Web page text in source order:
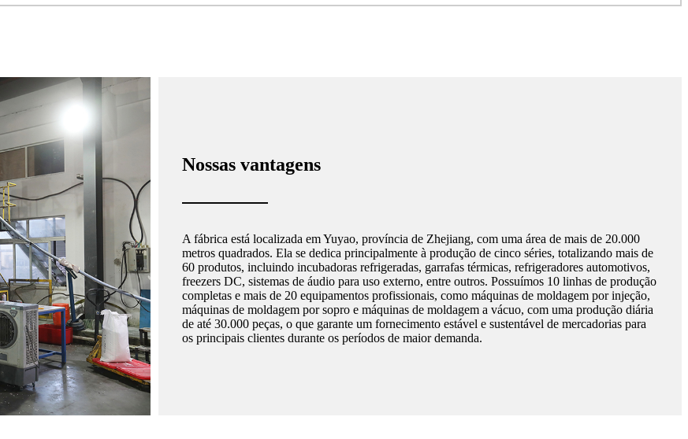
Nossas vantagens
A fábrica está localizada em Yuyao, província de Zhejiang, com uma área de mais de 20.000
metros quadrados. Ela se dedica principalmente à produção de cinco séries, totalizando mais de
60 produtos, incluindo incubadoras refrigeradas, garrafas térmicas, refrigeradores automotivos,
freezers DC, sistemas de áudio para uso externo, entre outros. Possuímos 10 linhas de produção
completas e mais de 20 equipamentos profissionais, como máquinas de moldagem por injeção,
máquinas de moldagem por sopro e máquinas de moldagem a vácuo, com uma produção diária
de até 30.000 peças, o que garante um fornecimento estável e sustentável de mercadorias para
os principais clientes durante os períodos de maior demanda.